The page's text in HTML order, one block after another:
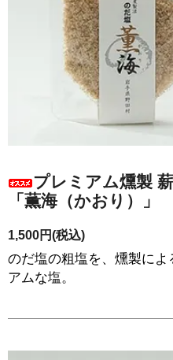
プレミアム燻製
「薫海（かおり）
1,500円(税込)
のだ塩の粗塩を、燻製によ
アムな塩。